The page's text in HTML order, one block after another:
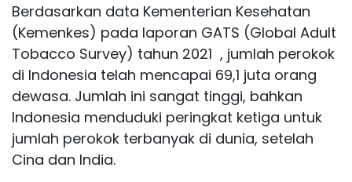
Berdasarkan data Kementerian Kesehatan
(Kemenkes) pada laporan GATS (Global Adult
Tobacco Survey) tahun 2021 , jumlah perokok
di Indonesia telah mencapai 69,1 juta orang
dewasa. Jumlah ini sangat tinggi, bahkan
Indonesia menduduki peringkat ketiga untuk
jumlah perokok terbanyak di dunia, setelah
Cina dan India.